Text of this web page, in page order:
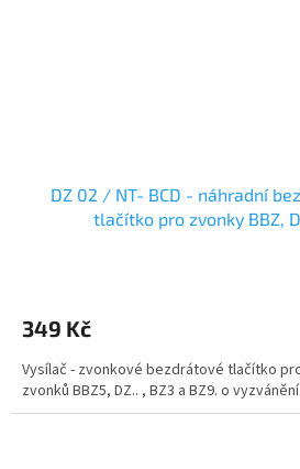
DZ 02 / NT- BCD - náhradní
tlačítko pro zvonky BBZ,
349 Kč
Vysílač - zvonkové bezdrátové tlačítko
zvonků BBZ5, DZ.. , BZ3 a BZ9. o